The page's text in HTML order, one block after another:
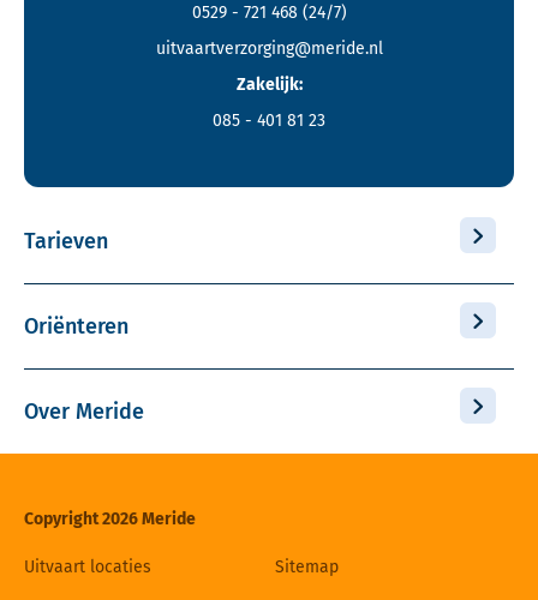
0529 - 721 468 (24/7)
uitvaartverzorging@meride.nl
Zakelijk:
085 - 401 81 23
Tarieven
Oriënteren
Over Meride
Copyright 2026 Meride
Uitvaart locaties Sitemap